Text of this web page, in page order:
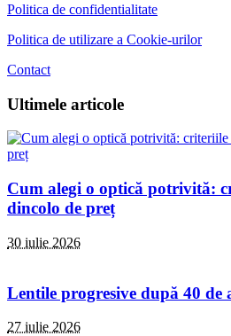
Politica de confidentialitate
Politica de utilizare a Cookie-urilor
Contact
Ultimele articole
Cum alegi o optică potrivită:
dincolo de preț
30 iulie 2026
Lentile progresive după 40
27 iulie 2026